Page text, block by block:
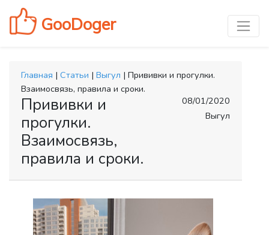
GooDoger
Главная | Статьи | Выгул | Прививки и прогулки.
Взаимосвязь, правила и сроки.
Прививки и
прогулки.
Взаимосвязь,
правила и сроки.
08/01/2020
Выгул